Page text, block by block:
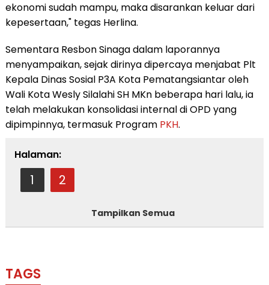
ekonomi sudah mampu, maka disarankan keluar dari
kepesertaan," tegas Herlina.
Sementara Resbon Sinaga dalam laporannya
menyampaikan, sejak dirinya dipercaya menjabat Plt
Kepala Dinas Sosial P3A Kota Pematangsiantar oleh
Wali Kota Wesly Silalahi SH MKn beberapa hari lalu, ia
telah melakukan konsolidasi internal di OPD yang
dipimpinnya, termasuk Program PKH.
Halaman:
1 2
Tampilkan Semua
TAGS